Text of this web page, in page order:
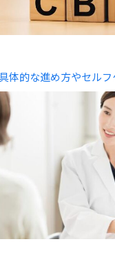
体的な進め方やセル